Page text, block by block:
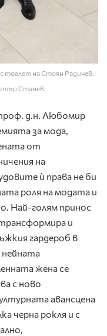
тоалет на Стоян Радичев.
Станев
д.н. Любомир
за мода,
от
на
ѝ права не би
роля на модата и
Най-голям принос
и
гардероб в
нейната
жена се
с ново
авансцена
черна рокля и с